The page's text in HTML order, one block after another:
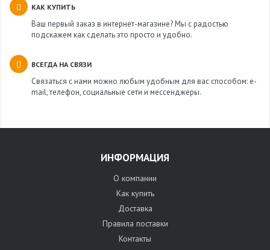
КАК КУПИТЬ
Ваш первый заказ в интернет-магазине? Мы с радостью
подскажем как сделать это просто и удобно.
ВСЕГДА НА СВЯЗИ
Связаться с нами можно любым удобным для вас способом: e-
mail, телефон, социальные сети и мессенджеры.
ИНФОРМАЦИЯ
О компании
Как купить
Доставка
Правила поставки
Контакты